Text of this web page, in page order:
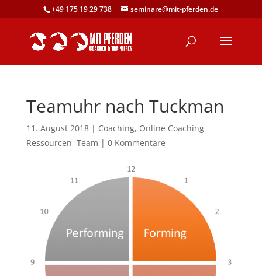
+49 175 19 29 738 seminare@mit-pferden.de
Teamuhr nach Tuckman
11. August 2018| Coaching, Online Coaching
Ressourcen, Team | 0 Kommentare